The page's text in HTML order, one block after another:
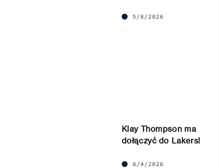
5/8/2026
Klay Thompson ma
dołączyć do Lakers!
8/4/2026